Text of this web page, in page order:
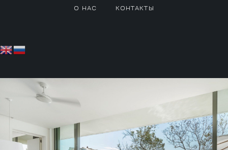
О НАС КОНТАКТЫ